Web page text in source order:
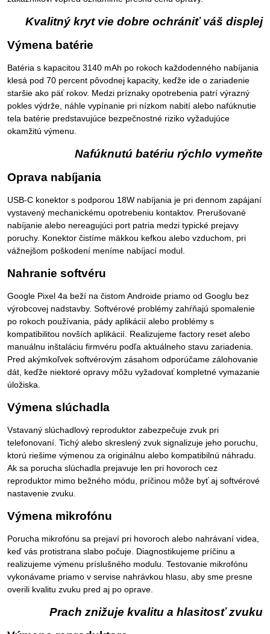
Kvalitný kryt vie dobre ochrániť váš displej
Výmena batérie
Batéria s kapacitou 3140 mAh po rokoch každodenného nabíjania
klesá pod 70 percent pôvodnej kapacity, keďže ide o zariadenie
staršie ako päť rokov. Medzi príznaky opotrebenia patrí výrazný
pokles výdrže, náhle vypínanie pri nízkom nabití alebo nafúknutie
tela batérie predstavujúce bezpečnostné riziko vyžadujúce
okamžitú výmenu.
Nafúknutú batériu rýchlo vymeňte
Oprava nabíjania
USB-C konektor s podporou 18W nabíjania je pri dennom zapájaní
vystavený mechanickému opotrebeniu kontaktov. Prerušované
nabíjanie alebo nereagujúci port patria medzi typické prejavy
poruchy. Konektor čistíme mäkkou kefkou alebo vzduchom, pri
vážnejšom poškodení meníme nabíjací modul.
Nahranie softvéru
Google Pixel 4a beží na čistom Androide priamo od Googlu bez
výrobcovej nadstavby. Softvérové problémy zahŕňajú spomalenie
po rokoch používania, pády aplikácií alebo problémy s
kompatibilitou novších aplikácií. Realizujeme factory reset alebo
manuálnu inštaláciu firmvéru podľa aktuálneho stavu zariadenia.
Pred akýmkoľvek softvérovým zásahom odporúčame zálohovanie
dát, keďže niektoré opravy môžu vyžadovať kompletné vymazanie
úložiska.
Výmena slúchadla
Vstavaný slúchadlový reproduktor zabezpečuje zvuk pri
telefonovaní. Tichý alebo skreslený zvuk signalizuje jeho poruchu,
ktorú riešime výmenou za originálnu alebo kompatibilnú náhradu.
Ak sa porucha slúchadla prejavuje len pri hovoroch cez
reproduktor mimo bežného módu, príčinou môže byť aj softvérové
nastavenie zvuku.
Výmena mikrofónu
Porucha mikrofónu sa prejaví pri hovoroch alebo nahrávaní videa,
keď vás protistrana slabo počuje. Diagnostikujeme príčinu a
realizujeme výmenu príslušného modulu. Testovanie mikrofónu
vykonávame priamo v servise nahrávkou hlasu, aby sme presne
overili kvalitu zvuku pred aj po oprave.
Prach znižuje kvalitu a hlasitosť zvuku